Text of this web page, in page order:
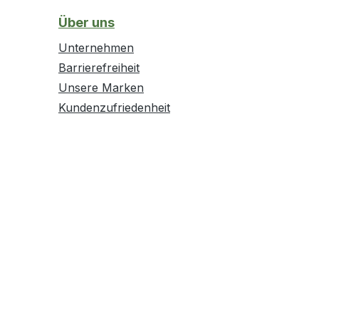
Über uns
Unternehmen
Barrierefreiheit
Unsere Marken
Kundenzufriedenheit